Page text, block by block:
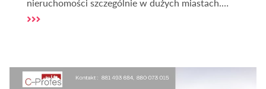
nieruchomości szczególnie w dużych miastach.
Obecnie większość Polaków uważa zakup gruntu
opłacalność zakupu ziemi w Polsce? Czy i dlaczego